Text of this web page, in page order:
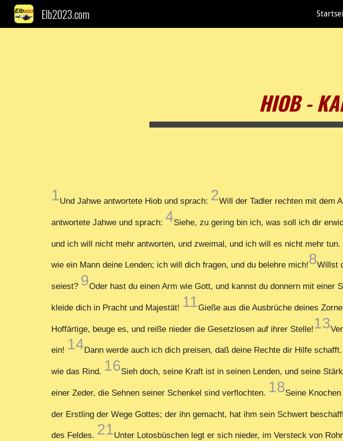
Elb2023.com
HIOB -
1Und Jahwe antwortete Hiob und sprach: 2Will der Tadler rechten mit dem
antwortete Jahwe und sprach: 4Siehe, zu gering bin ich, was soll ich dir
und ich will nicht mehr antworten, und zweimal, und ich will es nicht mehr tun.
wie ein Mann deine Lenden; ich will dich fragen, und du belehre mich!8Willst
seiest? 9Oder hast du einen Arm wie Gott, und kannst du donnern mit einer
kleide dich in Pracht und Majestät! 11Gieße aus die Ausbrüche deines
Hoffärtige, beuge es, und reiße nieder die Gesetzlosen auf ihrer Stelle! 13
ein! 14Dann werde auch ich dich preisen, daß deine Rechte dir Hilfe schafft.
wie das Rind. 16Sieh doch, seine Kraft ist in seinen Lenden, und seine
einer Zeder, die Sehnen seiner Schenkel sind verflochten. 18Seine
der Erstling der Wege Gottes; der ihn gemacht, hat ihm sein Schwert
des Feldes. 21Unter Lotosbüschen legt er sich nieder, im Versteck von